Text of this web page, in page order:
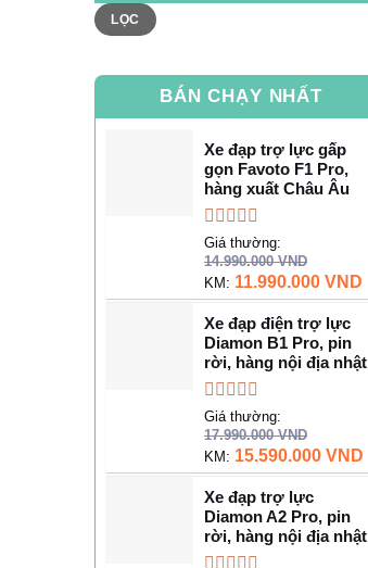
Giá
tối
thiểu
Giá
tối
đa
LỌC
BÁN CHẠY NHẤT
Xe đạp trợ lực gấp
gọn Favoto F1 Pro,
hàng xuất Châu Âu
Được
xếp
hạng
0
sao
Giá thường:
14.990.000VND
KM: 11.990.000 VND
Xe đạp điện trợ lực
Diamon B1 Pro, pin
rời, hàng nội địa nhật
Được
xếp
hạng
0
sao
Giá thường:
17.990.000VND
KM: 15.590.000 VND
Xe đạp trợ lực
Diamon A2 Pro, pin
rời, hàng nội địa nhật